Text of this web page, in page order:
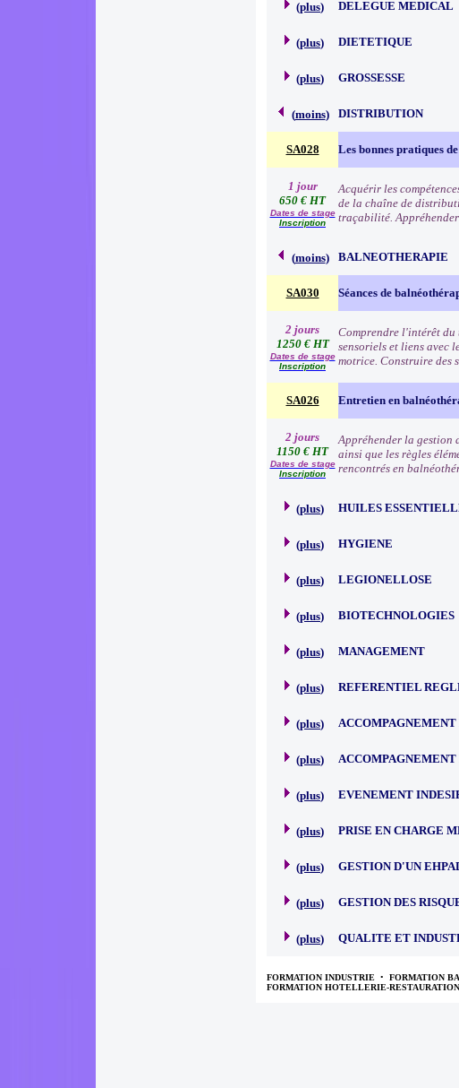
(plus) DELEGUE MEDICAL
(plus) DIETETIQUE
(plus) GROSSESSE
(moins) DISTRIBUTION
SA028 Les bonnes pratiques
1 jour
650 € HT
Dates de stage
Inscription
Acquérir les
de la chaîne de
traçabilité.
(moins) BALNEOTHERAPIE
SA030 Séances de
2 jours
1250 € HT
Dates de stage
Inscription
Comprendre l'intérêt du
sensoriels et liens avec
motrice. Construire des
SA026 Entretien en
2 jours
1150 € HT
Dates de stage
Inscription
Appréhender la gestion
ainsi que les règles
rencontrés en
(plus) HUILES
(plus) HYGIENE
(plus) LEGIONELLOSE
(plus) BIOTECHNOLOGIES
(plus) MANAGEMENT
(plus) REFERENTIEL
(plus) ACCOMPAGNEMENT
(plus)
(plus) EVENEMENT
(plus) PRISE EN CHARGE
(plus) GESTION D'UN
(plus) GESTION DES
(plus) QUALITE ET
FORMATION INDUSTRIE • FORMATION
FORMATION HOTELLERIE-RESTAURATION